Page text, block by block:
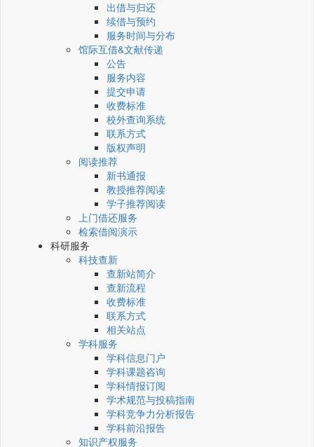
出借与归还
续借与预约
服务时间与分布
馆际互借&文献传递
公告
服务内容
提交申请
收费标准
校外查询系统
联系方式
版权声明
阅读推荐
新书通报
教授推荐阅读
学子推荐阅读
上门借还服务
检索借阅演示
科研服务
科技查新
查新站简介
查新流程
收费标准
联系方式
相关站点
学科服务
学科信息门户
学科课题咨询
学科情报订阅
学术规范与投稿指南
学科竞争力分析报告
学科前沿报告
知识产权服务